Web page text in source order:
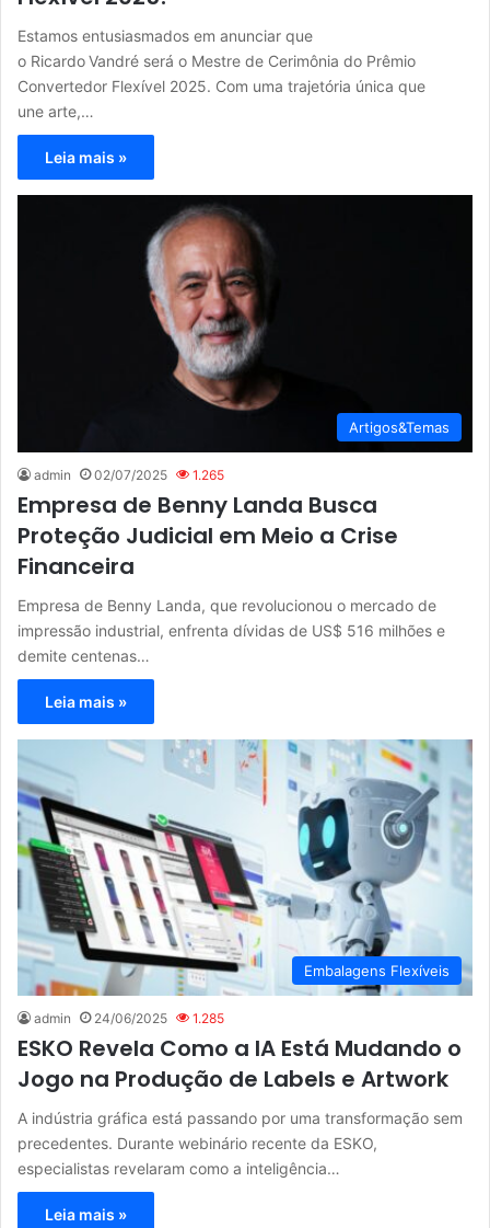
Estamos entusiasmados em anunciar que
o Ricardo Vandré será o Mestre de Cerimônia do Prêmio
Convertedor Flexível 2025. Com uma trajetória única que
une arte,…
Leia mais »
Artigos&Temas
admin 02/07/2025 1.265
Empresa de Benny Landa Busca
Proteção Judicial em Meio a Crise
Financeira
Empresa de Benny Landa, que revolucionou o mercado de
impressão industrial, enfrenta dívidas de US$ 516 milhões e
demite centenas…
Leia mais »
Embalagens Flexíveis
admin 24/06/2025 1.285
ESKO Revela Como a IA Está Mudando o
Jogo na Produção de Labels e Artwork
A indústria gráfica está passando por uma transformação sem
precedentes. Durante webinário recente da ESKO,
especialistas revelaram como a inteligência…
Leia mais »